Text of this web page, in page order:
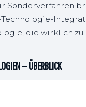
Sonderverfahren
die wirklich
— ÜBERBLICK